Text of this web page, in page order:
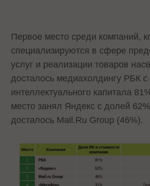
Первое место среди компаний,
специализируются в сфере
услуг и реализации товаров
досталось медиахолдингу РБК
интеллектуального капитала
место занял Яндекс с долей
досталось Mail.Ru Group (46%).